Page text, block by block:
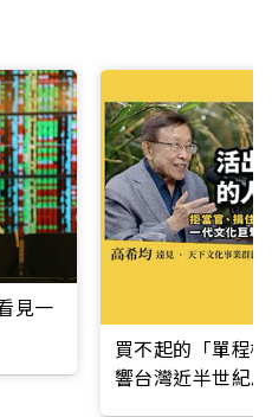
見一
買不起的「單程
響台灣近半世紀